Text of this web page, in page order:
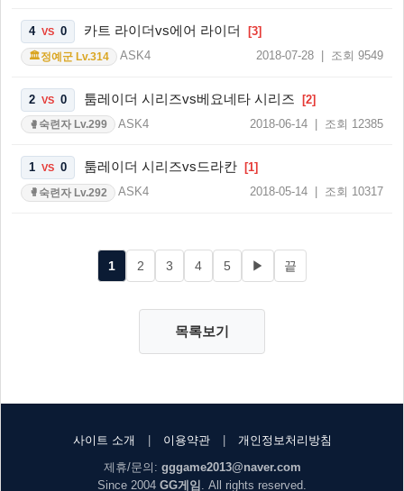
4 VS 0 카트 라이더vs에어 라이더 [3]
🏛️정예군 Lv.314 ASK4 2018-07-28 | 조회 9549
2 VS 0 툼레이더 시리즈vs베요네타 시리즈 [2]
🥊 숙련자 Lv.299 ASK4 2018-06-14 | 조회 12385
1 VS 0 툼레이더 시리즈vs드라칸 [1]
🥊 숙련자 Lv.292 ASK4 2018-05-14 | 조회 10317
1 2 3 4 5 ▶ 끝
목록보기
사이트 소개 | 이용약관 |
개인정보처리방침
제휴/문의: gggame2013@naver.com
Since 2004 GG게임 . All rights reserved.